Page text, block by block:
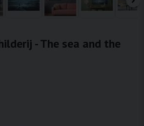
- The sea and the